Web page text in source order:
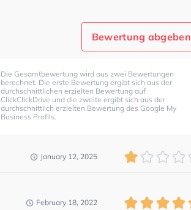
Bewertung abgeben
Die Gesamtbewertung wird aus zwei Bewertungen
berechnet. Die erste Bewertung ergibt sich aus der
durchschnittlichen erzielten Bewertung auf
ClickClickDrive und die zweite ergibt sich aus der
durchschnittlich erzielten Bewertung des Google My
Business Profils.
January 12, 2025
February 18, 2022